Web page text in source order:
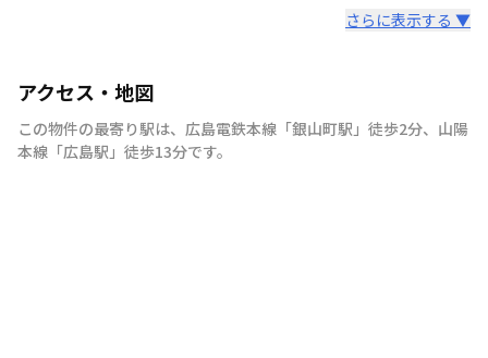
さらに表示する ▼
アクセス・地図
この物件の最寄り駅は、 広島電鉄本線 「銀山町駅 」 徒歩2分、 山陽
本線 「広島駅 」 徒歩13分です。